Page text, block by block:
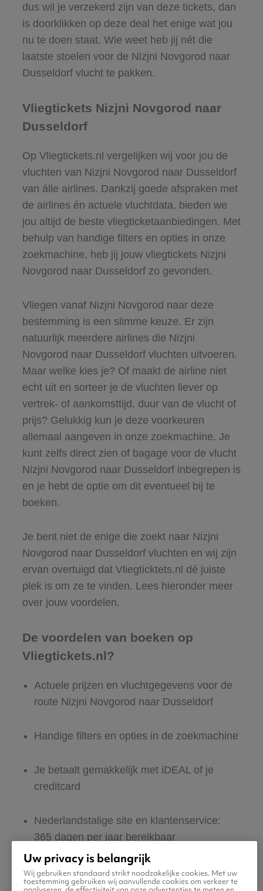
dus wil je verzekerd zijn van deze tickets, dan
is doorklikken op deze deal het enige wat jou
nu te doen staat. Wie weet heb jij nét die
laatste stoelen voor de Nizjni Novgorod naar
Dusseldorf vlucht te pakken.
Vliegtickets Nizjni Novgorod naar
Dusseldorf
Op Vliegtickets.nl vergelijken wij voor jou de
vluchten van Nizjni Novgorod naar Dusseldorf
van álle airlines. Dankzij goede afspraken met
de airlines én actuele vluchtdata, bieden we
jou altijd de beste vliegticketaanbiedingen. Met
behulp van handige filters en opties in onze
zoekmachine, heb jij jouw vliegtickets Nizjni
Novgorod naar Dusseldorf zo gevonden.
Vliegen vanaf Nizjni Novgorod naar deze
bestemming is een slimme keuze. Er zijn
natuurlijk meerdere airlines die Nizjni
Novgorod naar Dusseldorf vluchten uitvoeren.
Maar welke kies je? Of maakt de airline niet
echt uit en sorteer je de vluchten liever op
vertrek- of aankomsttijd, duur van de vlucht of
prijs? Gelukkig kun je deze voorkeuren
allemaal aangeven in onze zoekmachine. Je
kunt zelfs direct zien of bagage voor de vlucht
Nizjni Novgorod naar Dusseldorf inbegrepen is
en je hebt de optie om dit eventueel bij te
boeken.
Je bent niet de enige die zoekt naar Nizjni
Novgorod naar Dusseldorf vluchten en wij zijn
ervan overtuigd dat Vliegticktets.nl dé juiste
plek is om ze te vinden. Lees hieronder meer
over jouw voordelen.
De voordelen van boeken op
Vliegtickets.nl?
Actuele prijzen en vluchtgegevens voor de
route Nizjni Novgorod naar Dusseldorf
Handige filters en opties in de zoekmachine
Je betaalt gemakkelijk met iDEAL of je
creditcard
Nederlandstalige site en klantenservice:
365 dagen per jaar bereikbaar
Zeker van veilig boeken en betalen
Uw privacy is belangrijk
Wij gebruiken standaard strikt noodzakelijke cookies. Met uw
toestemming gebruiken wij aanvullende cookies om verkeer te